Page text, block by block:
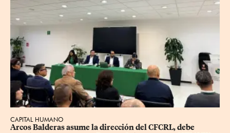
CAPITAL HUMANO
Arcos Balderas asume la dirección del CFCRL, debe